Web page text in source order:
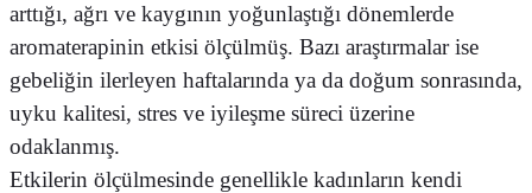
arttığı, ağrı ve kaygının yoğunlaştığı dönemlerde
aromaterapinin etkisi ölçülmüş. Bazı araştırmalar ise
gebeliğin ilerleyen haftalarında ya da doğum sonrasında,
uyku kalitesi, stres ve iyileşme süreci üzerine
odaklanmış.
Etkilerin ölçülmesinde genellikle kadınların kendi